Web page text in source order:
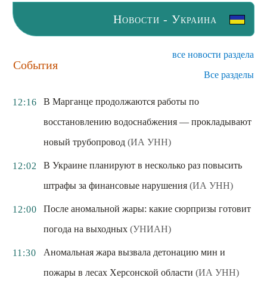
Новости - Украина
События
все новости раздела
Все разделы
12:16
В Марганце продолжаются работы по
восстановлению водоснабжения — прокладывают
новый трубопровод (ИА УНН)
12:02
В Украине планируют в несколько раз повысить
штрафы за финансовые нарушения (ИА УНН)
12:00
После аномальной жары: какие сюрпризы готовит
погода на выходных (УНИАН)
11:30
Аномальная жара вызвала детонацию мин и
пожары в лесах Херсонской области (ИА УНН)